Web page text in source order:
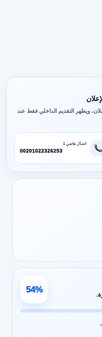
ويظهر التقديم الداخلي فقط عند
اتصال هاتفي 1
00201022326253
54%